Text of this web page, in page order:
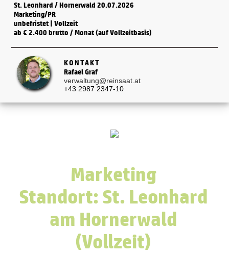
St. Leonhard / Hornerwald 20.07.2026
Marketing/PR
unbefristet | Vollzeit
ab € 2.400 brutto / Monat (auf Vollzeitbasis)
KONTAKT
Rafael Graf
verwaltung@reinsaat.at
+43 2987 2347-10
Marketing
Standort: St. Leonhard
am Hornerwald
(Vollzeit)